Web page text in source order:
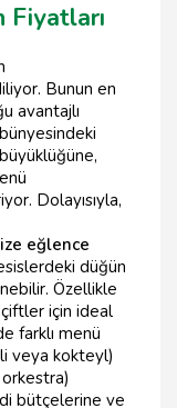
Fiyatları
Bunun en
avantajlı
bünyesindeki
Dolayısıyla,
eğlence
düğün
Özellikle
için ideal
farklı menü
veya kokteyl)
bütçelerine ve